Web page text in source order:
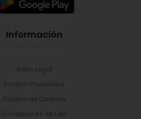
Información
Aviso Legal
Política Privacidad
Política de Cookies
Condiciones de Uso